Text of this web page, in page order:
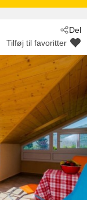
Del
Tilføj til favoritter